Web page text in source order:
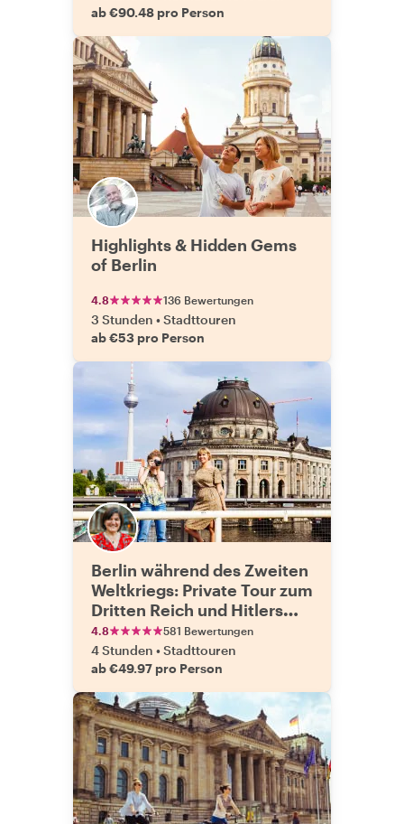
ab €90.48 pro Person
Highlights & Hidden Gems
of Berlin
4.8 136 Bewertungen
3 Stunden •Stadttouren
ab €53 pro Person
Berlin während des Zweiten
Weltkriegs: Private Tour zum
Dritten Reich und Hitlers
Erbe
4.8 581 Bewertungen
4 Stunden •Stadttouren
ab €49.97 pro Person